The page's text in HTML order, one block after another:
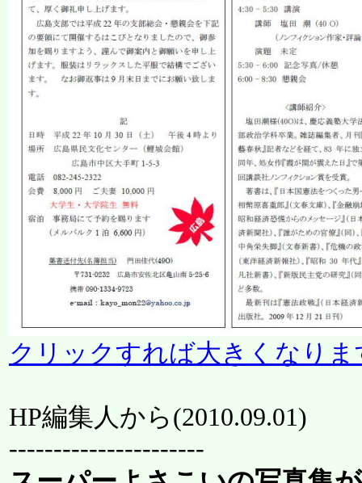
クリックすれば大きくなりま
HP編集人から(2010.09.01)
----------------------